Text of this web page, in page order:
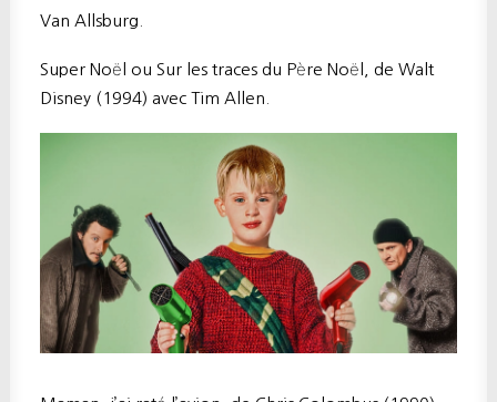
Van Allsburg.
Super Noël ou Sur les traces du Père Noël, de Walt
Disney (1994) avec Tim Allen.